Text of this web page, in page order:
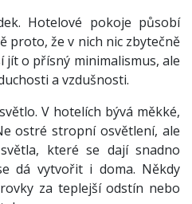
Hotelové pokoje působí
proto, že v nich nic zbytečně
o přísný minimalismus, ale
a vzdušnosti.
V hotelích bývá měkké,
ostré stropní osvětlení, ale
které se dají snadno
dá vytvořit i doma. Někdy
za teplejší odstín nebo